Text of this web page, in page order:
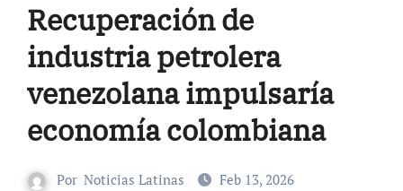
Recuperación de
industria petrolera
venezolana impulsaría
economía colombiana
Por Noticias Latinas Feb 13, 2026